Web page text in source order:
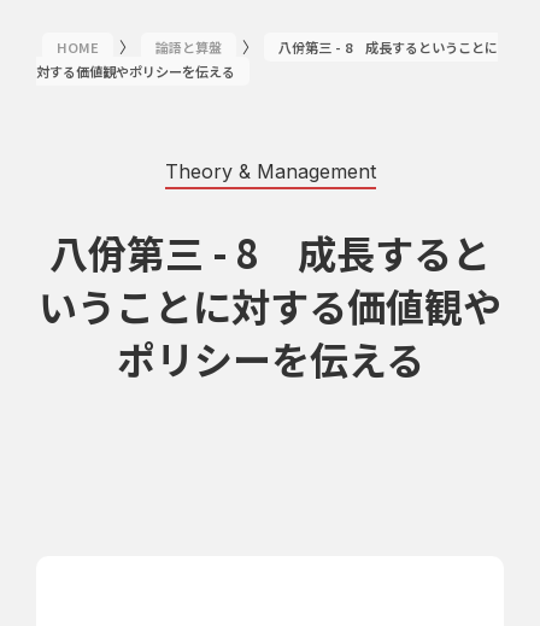
HOME 〉 論語と算盤 〉
八佾第三 - 8 成長するということに
対する価値観やポリシーを伝える
Theory & Management
八佾第三 - 8 成長すると
いうことに対する価値観や
ポリシーを伝える